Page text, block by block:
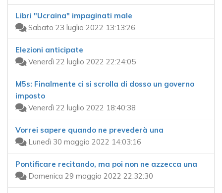
Libri "Ucraina" impaginati male
Sabato 23 luglio 2022 13:13:26
Elezioni anticipate
Venerdì 22 luglio 2022 22:24:05
M5s: Finalmente ci si scrolla di dosso un governo
imposto
Venerdì 22 luglio 2022 18:40:38
Vorrei sapere quando ne prevederà una
Lunedì 30 maggio 2022 14:03:16
Pontificare recitando, ma poi non ne azzecca una
Domenica 29 maggio 2022 22:32:30